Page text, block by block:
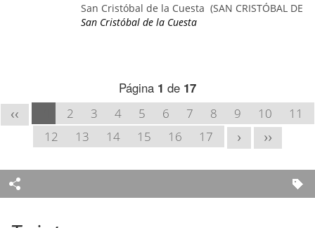
San Cristóbal de la Cuesta (SAN CRISTÓBAL DE
San Cristóbal de la Cuesta
Página 1 de 17
<< 2 3 4 5 6 7 8 9 10
11
12
13 14 15 16 17 > >>